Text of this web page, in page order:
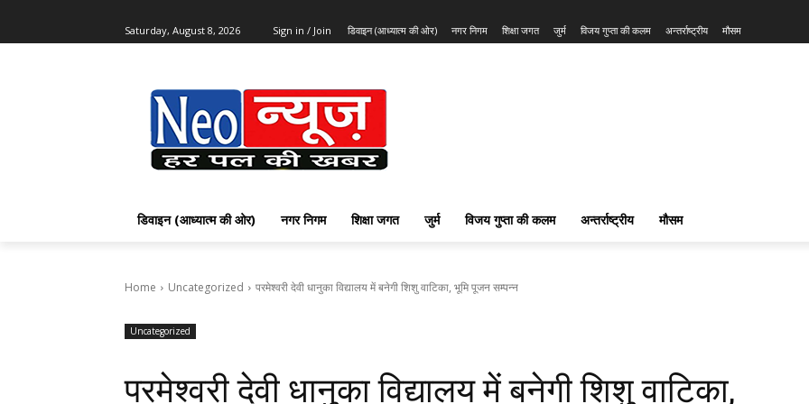
Saturday, August 8, 2026 Sign in / Join डिवाइन (आध्यात्म की ओर) नगर निगम शिक्षा जगत जुर्म विजय गुप्ता की कलम अन्तर्राष्ट्रीय मौसम
डिवाइन (आध्यात्म की ओर) नगर निगम शिक्षा जगत जुर्म विजय गुप्ता की कलम अन्तर्राष्ट्रीय मौसम
Home Uncategorized परमेश्वरी देवी धानुका विद्यालय में बनेगी शिशु वाटिका, भूमि पूजन सम्पन्न
Uncategorized
परमेश्वरी देवी धानुका विद्यालय में बनेगी शिशु वाटिका,